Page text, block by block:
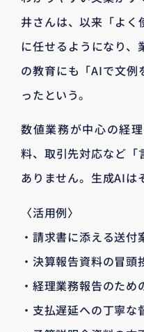
井さんは、以来「よく
に任せるようになり、
の教育にも「AIで文例
ったという。
数値業務が中心の経
料、取引先対応など「
ありません。生成AIは
〈活用例〉
・請求書に添える送
・決算報告資料の冒
・経理業務報告のた
・支払遅延への丁寧な